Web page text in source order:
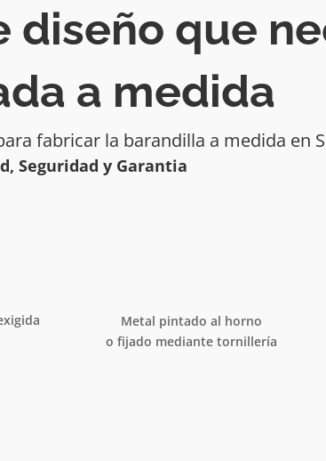
diseño que
a medida
fabricar la barandilla a medida en
Seguridad y Garantia
Metal pintado al horno
o fijado mediante tornillería